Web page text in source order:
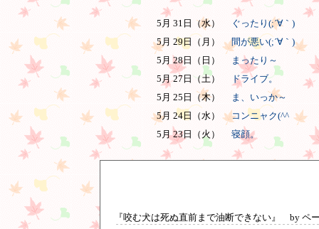
5月 31日（水）
ぐったり(;´∀｀)
5月 29日（月）
間が悪い(;´∀｀)
5月 28日（日）
まったり～
5月 27日（土）
ドライブ。
5月 25日（木）
ま、いっか～
5月 24日（水）
コンニャク(^^ゞ
5月 23日（火）
寝顔。
『咬む犬は死ぬ直前まで油断できない』 by ペ